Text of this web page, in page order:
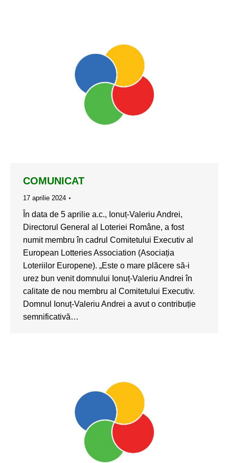
COMUNICAT
17 aprilie 2024
În data de 5 aprilie a.c., Ionuț-Valeriu Andrei,
Directorul General al Loteriei Române, a fost
numit membru în cadrul Comitetului Executiv al
European Lotteries Association (Asociația
Loteriilor Europene). „Este o mare plăcere să-i
urez bun venit domnului Ionuț-Valeriu Andrei în
calitate de nou membru al Comitetului Executiv.
Domnul Ionuț-Valeriu Andrei a avut o contribuție
semnificativă…